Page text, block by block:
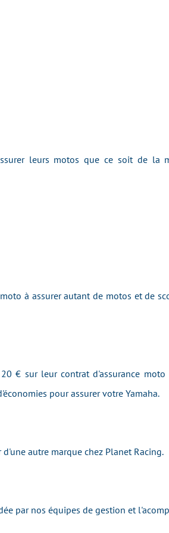
leurs motos que ce soit de la
à assurer autant de motos et de
€ sur leur contrat d'assurance
pour assurer votre Yamaha.
autre marque chez Planet Racing.
par nos équipes de gestion et